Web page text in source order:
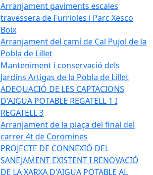
Arranjament paviments escales
travessera de Furrioles i Parc Xesco
Boix
Arranjament del camí de Cal Pujol de la
Pobla de Lillet
Manteniment i conservació dels
Jardins Artigas de la Pobla de Lillet
ADEQUACIÓ DE LES CAPTACIONS
D'AIGUA POTABLE REGATELL 1 I
REGATELL 3
Arranjament de la plaça del final del
carrer 4t de Coromines
PROJECTE DE CONNEXIÓ DEL
SANEJAMENT EXISTENT I RENOVACIÓ
DE LA XARXA D'AIGUA POTABLE AL